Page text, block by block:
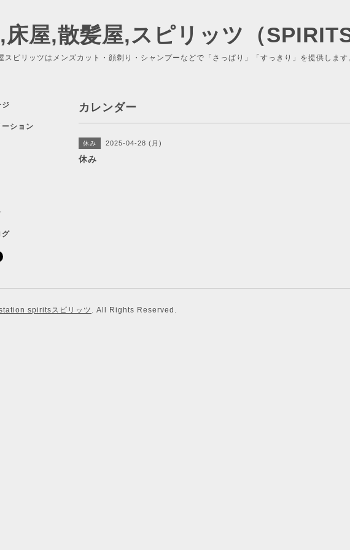
床屋,散髪屋,スピリッツ（
スピリッツはメンズカット・顔剃り・シャンプーなどで「さっぱり」「すっきり」を提供します
カレンダー
休み 2025-04-28 (月)
休み
ジ
ション
グ
spiritsスピリッツ . All Rights Reserved.